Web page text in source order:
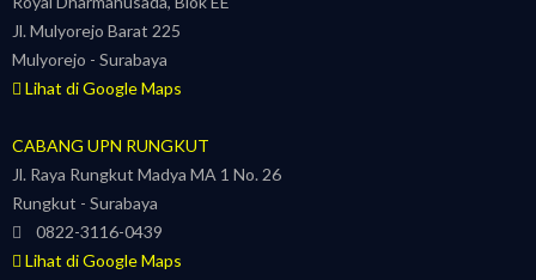
Jl. Mulyorejo Barat 225
Mulyorejo - Surabaya
Lihat di Google Maps
CABANG UPN RUNGKUT
Jl. Raya Rungkut Madya MA 1 No. 26
Rungkut - Surabaya
0822-3116-0439
Lihat di Google Maps